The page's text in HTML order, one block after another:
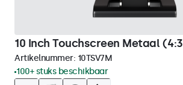
10 Inch Touchscreen Metaal
Artikelnummer: 10TSV7M
100+ stuks beschikbaar